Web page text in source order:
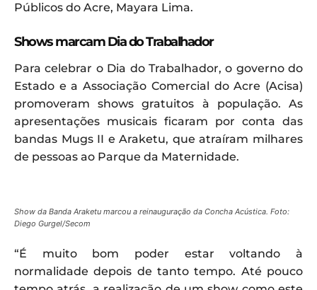
Públicos do Acre, Mayara Lima.
Shows marcam Dia do Trabalhador
Para celebrar o Dia do Trabalhador, o governo do
Estado e a Associação Comercial do Acre (Acisa)
promoveram shows gratuitos à população. As
apresentações musicais ficaram por conta das
bandas Mugs II e Araketu, que atraíram milhares
de pessoas ao Parque da Maternidade.
Show da Banda Araketu marcou a reinauguração da Concha Acústica. Foto:
Diego Gurgel/Secom
“É muito bom poder estar voltando à
normalidade depois de tanto tempo. Até pouco